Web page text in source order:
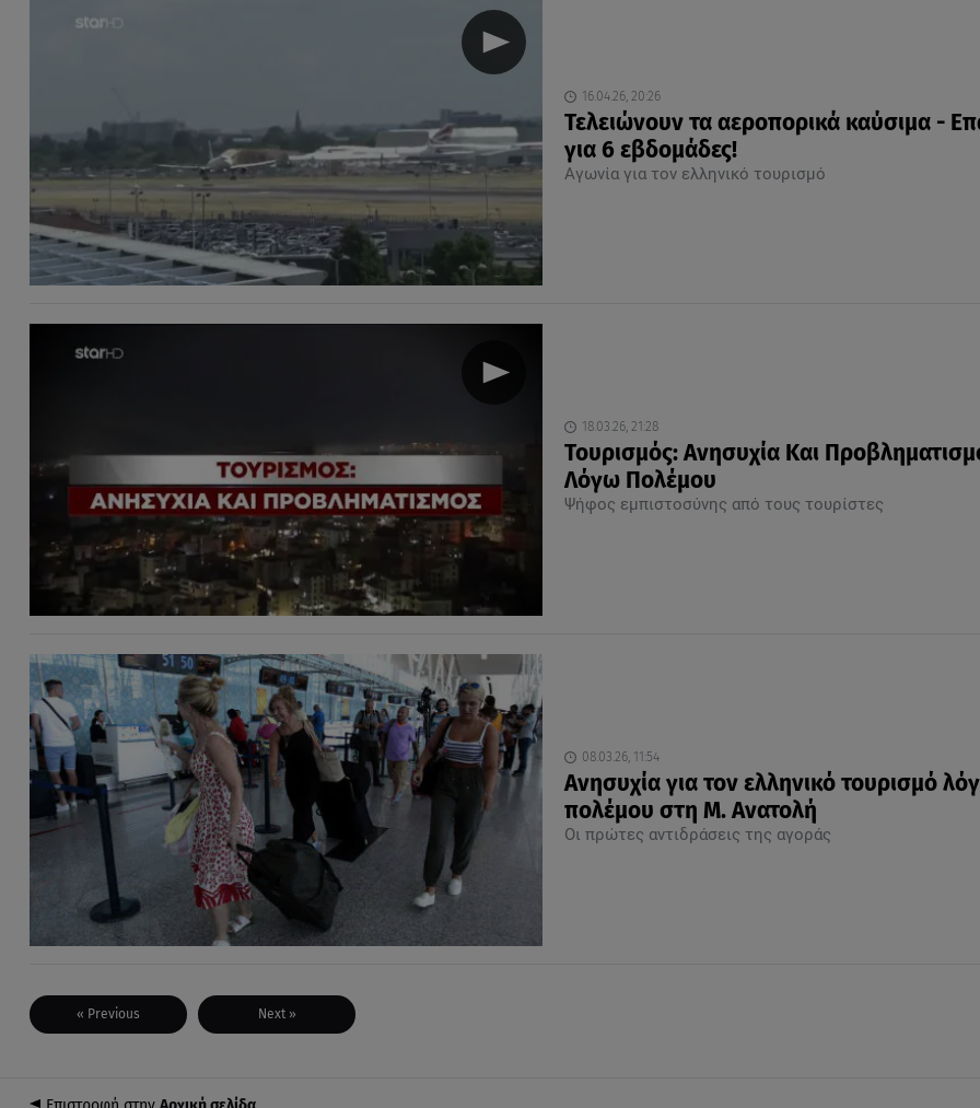
16.04.26, 20:26
Τελειώνουν τα αεροπορικά καύσιμα -
για 6 εβδομάδες!
Αγωνία για τον ελληνικό τουρισμό
18.03.26, 21:28
Τουρισμός: Aνησυχία Και
Λόγω Πολέμου
Ψήφος εμπιστοσύνης από τους τουρίστες
08.03.26, 11:54
Ανησυχία για τον ελληνικό τουρισμό
πολέμου στη Μ. Ανατολή
Οι πρώτες αντιδράσεις της αγοράς
« Previous Next »